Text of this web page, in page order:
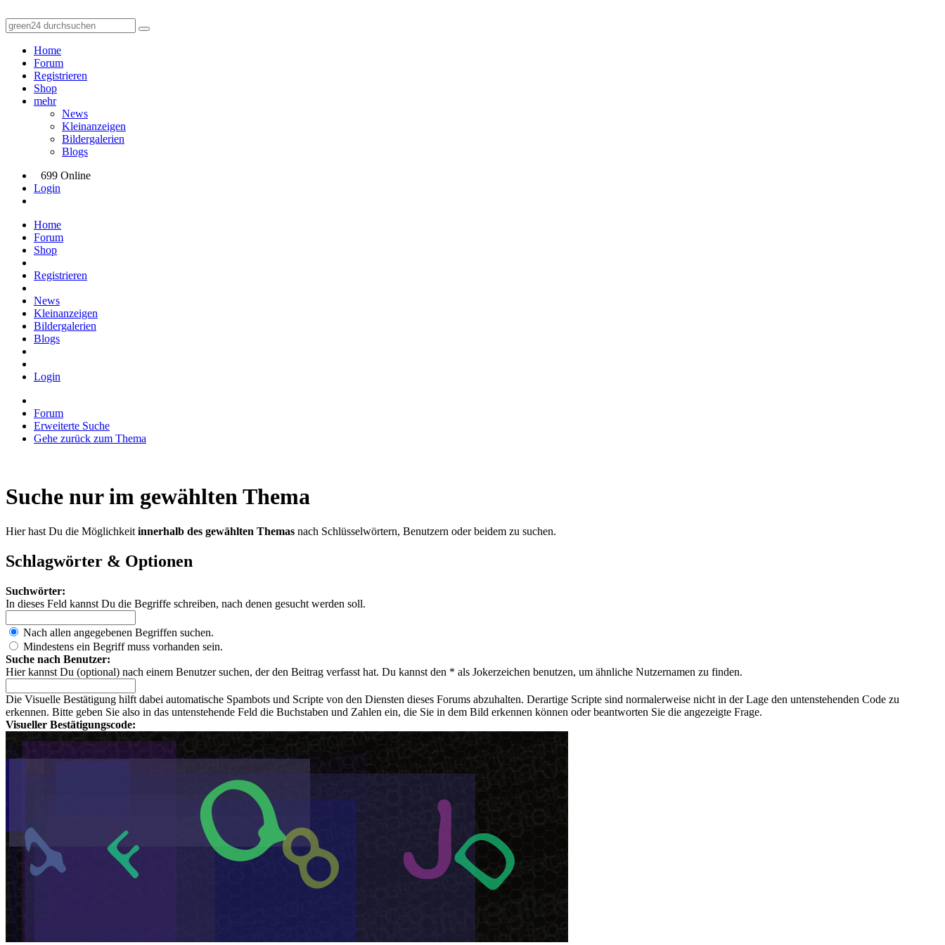
Home
Forum
Registrieren
Shop
mehr
News
Kleinanzeigen
Bildergalerien
Blogs
699 Online
Login
Home
Forum
Shop
Registrieren
News
Kleinanzeigen
Bildergalerien
Blogs
Login
Forum
Erweiterte Suche
Gehe zurück zum Thema
Suche nur im gewählten Thema
Hier hast Du die Möglichkeit innerhalb des gewählten Themas nach Schlüsselwörtern, Benutzern oder beidem zu suchen.
Schlagwörter & Optionen
Suchwörter:
In dieses Feld kannst Du die Begriffe schreiben, nach denen gesucht werden soll.
Nach allen angegebenen Begriffen suchen.
Mindestens ein Begriff muss vorhanden sein.
Suche nach Benutzer:
Hier kannst Du (optional) nach einem Benutzer suchen, der den Beitrag verfasst hat. Du kannst den * als Jokerzeichen benutzen, um ähnliche Nutzernamen zu finden.
Die Visuelle Bestätigung hilft dabei automatische Spambots und Scripte von den Diensten dieses Forums abzuhalten. Derartige Scripte sind normalerweise nicht in der Lage den untenstehenden Code zu
erkennen. Bitte geben Sie also in das untenstehende Feld die Buchstaben und Zahlen ein, die Sie in dem Bild erkennen können oder beantworten Sie die angezeigte Frage.
Visueller Bestätigungscode: